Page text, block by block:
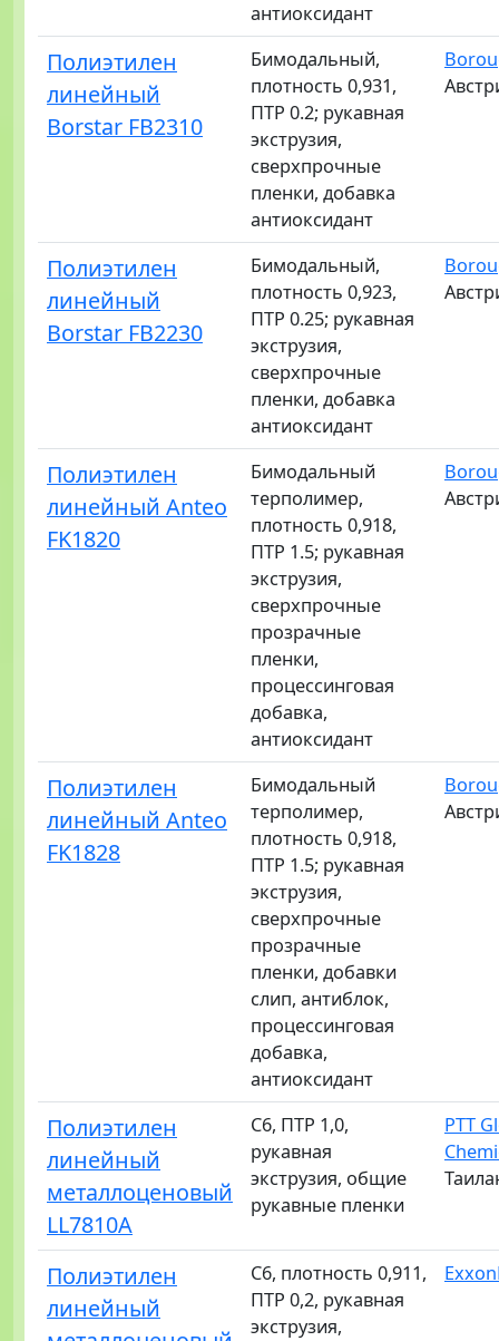
антиоксидант
Полиэтилен
линейный
Borstar FB2310
Бимодальный,
плотность 0,931,
ПТР 0.2; рукавная
экструзия,
сверхпрочные
пленки, добавка
антиоксидант
Полиэтилен
линейный
Borstar FB2230
Бимодальный,
плотность 0,923,
ПТР 0.25; рукавная
экструзия,
сверхпрочные
пленки, добавка
антиоксидант
Полиэтилен
линейный Anteo
FK1820
Бимодальный
терполимер,
плотность 0,918,
ПТР 1.5; рукавная
экструзия,
сверхпрочные
прозрачные
пленки,
процессинговая
добавка,
антиоксидант
Полиэтилен
линейный Anteo
FK1828
Бимодальный
терполимер,
плотность 0,918,
ПТР 1.5; рукавная
экструзия,
сверхпрочные
прозрачные
пленки, добавки
слип, антиблок,
процессинговая
добавка,
антиоксидант
Полиэтилен
линейный
металлоценовый
LL7810A
C6, ПТР 1,0,
рукавная
экструзия, общие
рукавные пленки
PTT
Полиэтилен
линейный
C6, плотность 0,911,
ПТР 0,2, рукавная
экструзия,